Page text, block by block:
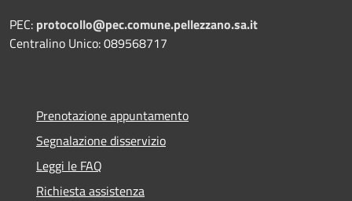
PEC: protocollo@pec.comune.pellezzano.sa.it
Centralino Unico: 089568717
Prenotazione appuntamento
Segnalazione disservizio
Leggi le FAQ
Richiesta assistenza